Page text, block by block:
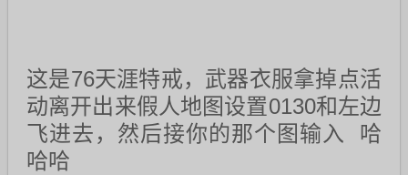
这是76天涯特戒，武器衣服拿掉点活
动离开出来假人地图设置0130和左边
飞进去，然后接你的那个图输入 哈
哈哈